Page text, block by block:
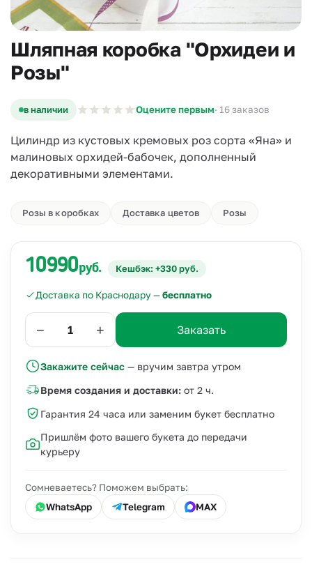
Шляпная коробка "Орхидеи и
Розы"
в наличии Оцените первым· 16 заказов
Цилиндр из кустовых кремовых роз сорта «Яна» и
малиновых орхидей-бабочек, дополненный
декоративными элементами.
Розы в коробках Доставка цветов Розы
10990руб. Кешбэк: +330 руб.
Доставка по Краснодару —бесплатно
− + Заказать
Закажите сейчас — вручим завтра утром
Время создания и доставки: от 2 ч.
Гарантия 24 часа или заменим букет бесплатно
Пришлём фото вашего букета до передачи
курьеру
Сомневаетесь? Поможем выбрать:
WhatsApp
Telegram MAX